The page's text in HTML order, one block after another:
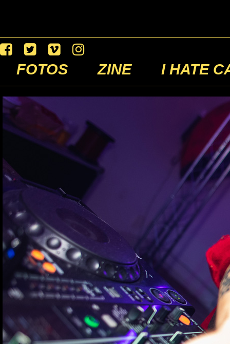
FOTOS ZINE I HATE